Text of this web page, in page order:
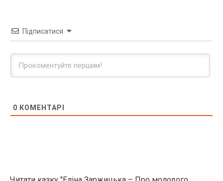
Підписатися
0 КОМЕНТАРІ